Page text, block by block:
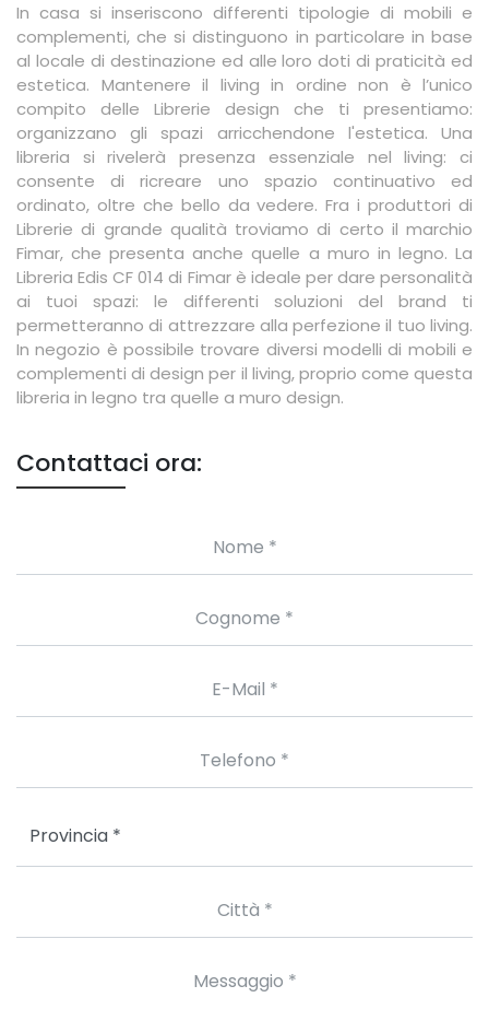
In casa si inseriscono differenti tipologie di mobili e
complementi, che si distinguono in particolare in base
al locale di destinazione ed alle loro doti di praticità ed
estetica. Mantenere il living in ordine non è l’unico
compito delle Librerie design che ti presentiamo:
organizzano gli spazi arricchendone l'estetica. Una
libreria si rivelerà presenza essenziale nel living: ci
consente di ricreare uno spazio continuativo ed
ordinato, oltre che bello da vedere. Fra i produttori di
Librerie di grande qualità troviamo di certo il marchio
Fimar, che presenta anche quelle a muro in legno. La
Libreria Edis CF 014 di Fimar è ideale per dare personalità
ai tuoi spazi: le differenti soluzioni del brand ti
permetteranno di attrezzare alla perfezione il tuo living.
In negozio è possibile trovare diversi modelli di mobili e
complementi di design per il living, proprio come questa
libreria in legno tra quelle a muro design.
Contattaci ora: